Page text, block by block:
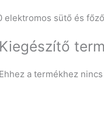
elektromos sütő és
Kiegészítő
Ehhez a termékhez